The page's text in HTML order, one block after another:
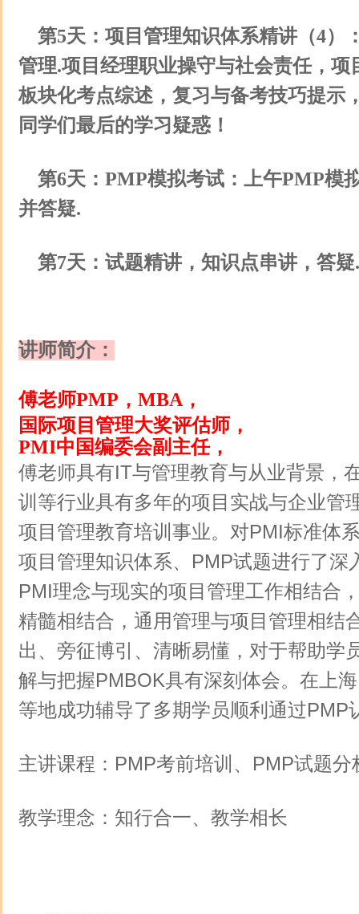
第5天：项目管理知识体系精讲（4）
管理.项目经理职业操守与社会责任，项
板块化考点综述，复习与备考技巧提示
同学们最后的学习疑惑！
第6天：PMP模拟考试：上午PMP模
并答疑.
第7天：试题精讲，知识点串讲，答疑.
讲师简介：
傅老师PMP，MBA，
国际项目管理大奖评估师，
PMI中国编委会副主任，
傅老师具有IT与管理教育与从业背景，
训等行业具有多年的项目实战与企业管
项目管理教育培训事业。对PMI标准体
项目管理知识体系、 PMP试题进行了深
PMI理念与现实的项目管理工作相结合
精髓相结合，通用管理与项目管理相结
出、旁征博引、清晰易懂，对于帮助学
解与把握PMBOK具有深刻体会。在上
等地成功辅导了多期学员顺利通过PMP
主讲课程：PMP考前培训、PMP试题分
教学理念：知行合一、教学相长